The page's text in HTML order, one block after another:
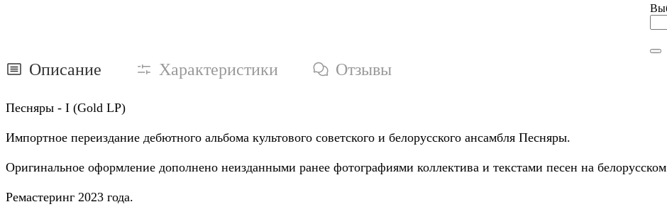
Описание Характеристики Отзывы
Песняры - I (Gold LP)
Импортное переиздание дебютного альбома культового советского и белорусского ансамбля Песняры.
Оригинальное оформление дополнено неизданными ранее фотографиями коллектива и текстами песен на
Ремастеринг 2023 года.